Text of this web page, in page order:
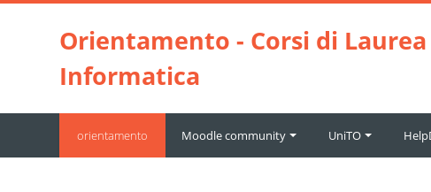
Orientamento - Corsi di
Informatica
orientamento Moodle community UniTO